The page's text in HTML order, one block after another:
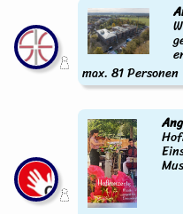
max. 81 Personen